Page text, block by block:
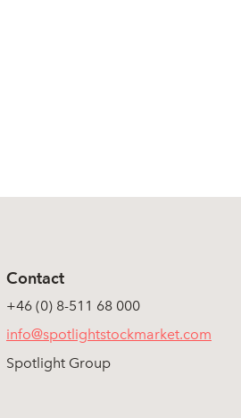
Contact
+46 (0) 8-511 68 000
info@spotlightstockmarket.com
Spotlight Group